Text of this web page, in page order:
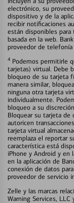
electrónico, su
dispositivo y de la
recibir notificaciones
están disponibles
basada en la web.
proveedor de
4 Podemos permitirle
tarjetas) virtual. Debe
bloqueo de su tarjeta
manera similar,
ninguna otra tarjeta
individualmente.
bloqueo a su
Bloquear su tarjeta de
autoricen
tarjeta virtual
reemplaza el reportar
característica está
iPhone y Android y en
en la aplicación de
conexión de datos
proveedor de servicio
Zelle y las marcas
Warning Services, LLC